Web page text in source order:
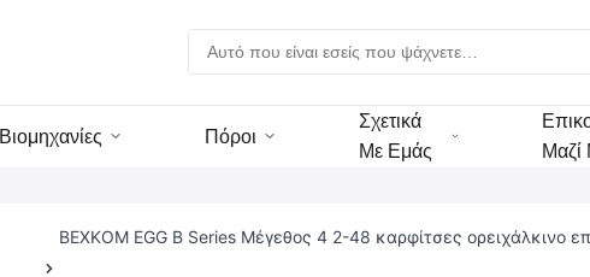
Βιομηχανίες Πόροι
Σχετικά
Με Εμάς
Μαζί
BEXKOM EGG B Series Μέγεθος 4 2-48 καρφίτσες